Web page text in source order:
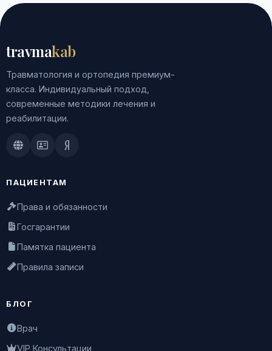
travmakab
Травматология и ортопедия премиум-
класса. Индивидуальный подход,
современные методики лечения и
реабилитации.
Doctu.ruПроДокторов
Яндекс.Здоровье
ПАЦИЕНТАМ
Права и обязанности
Госгарантии
Памятка пациента
Правила записи
БЛОГ
Врач
VIP Консультации